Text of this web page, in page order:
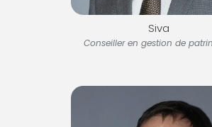
Siva
Conseiller en gestion de